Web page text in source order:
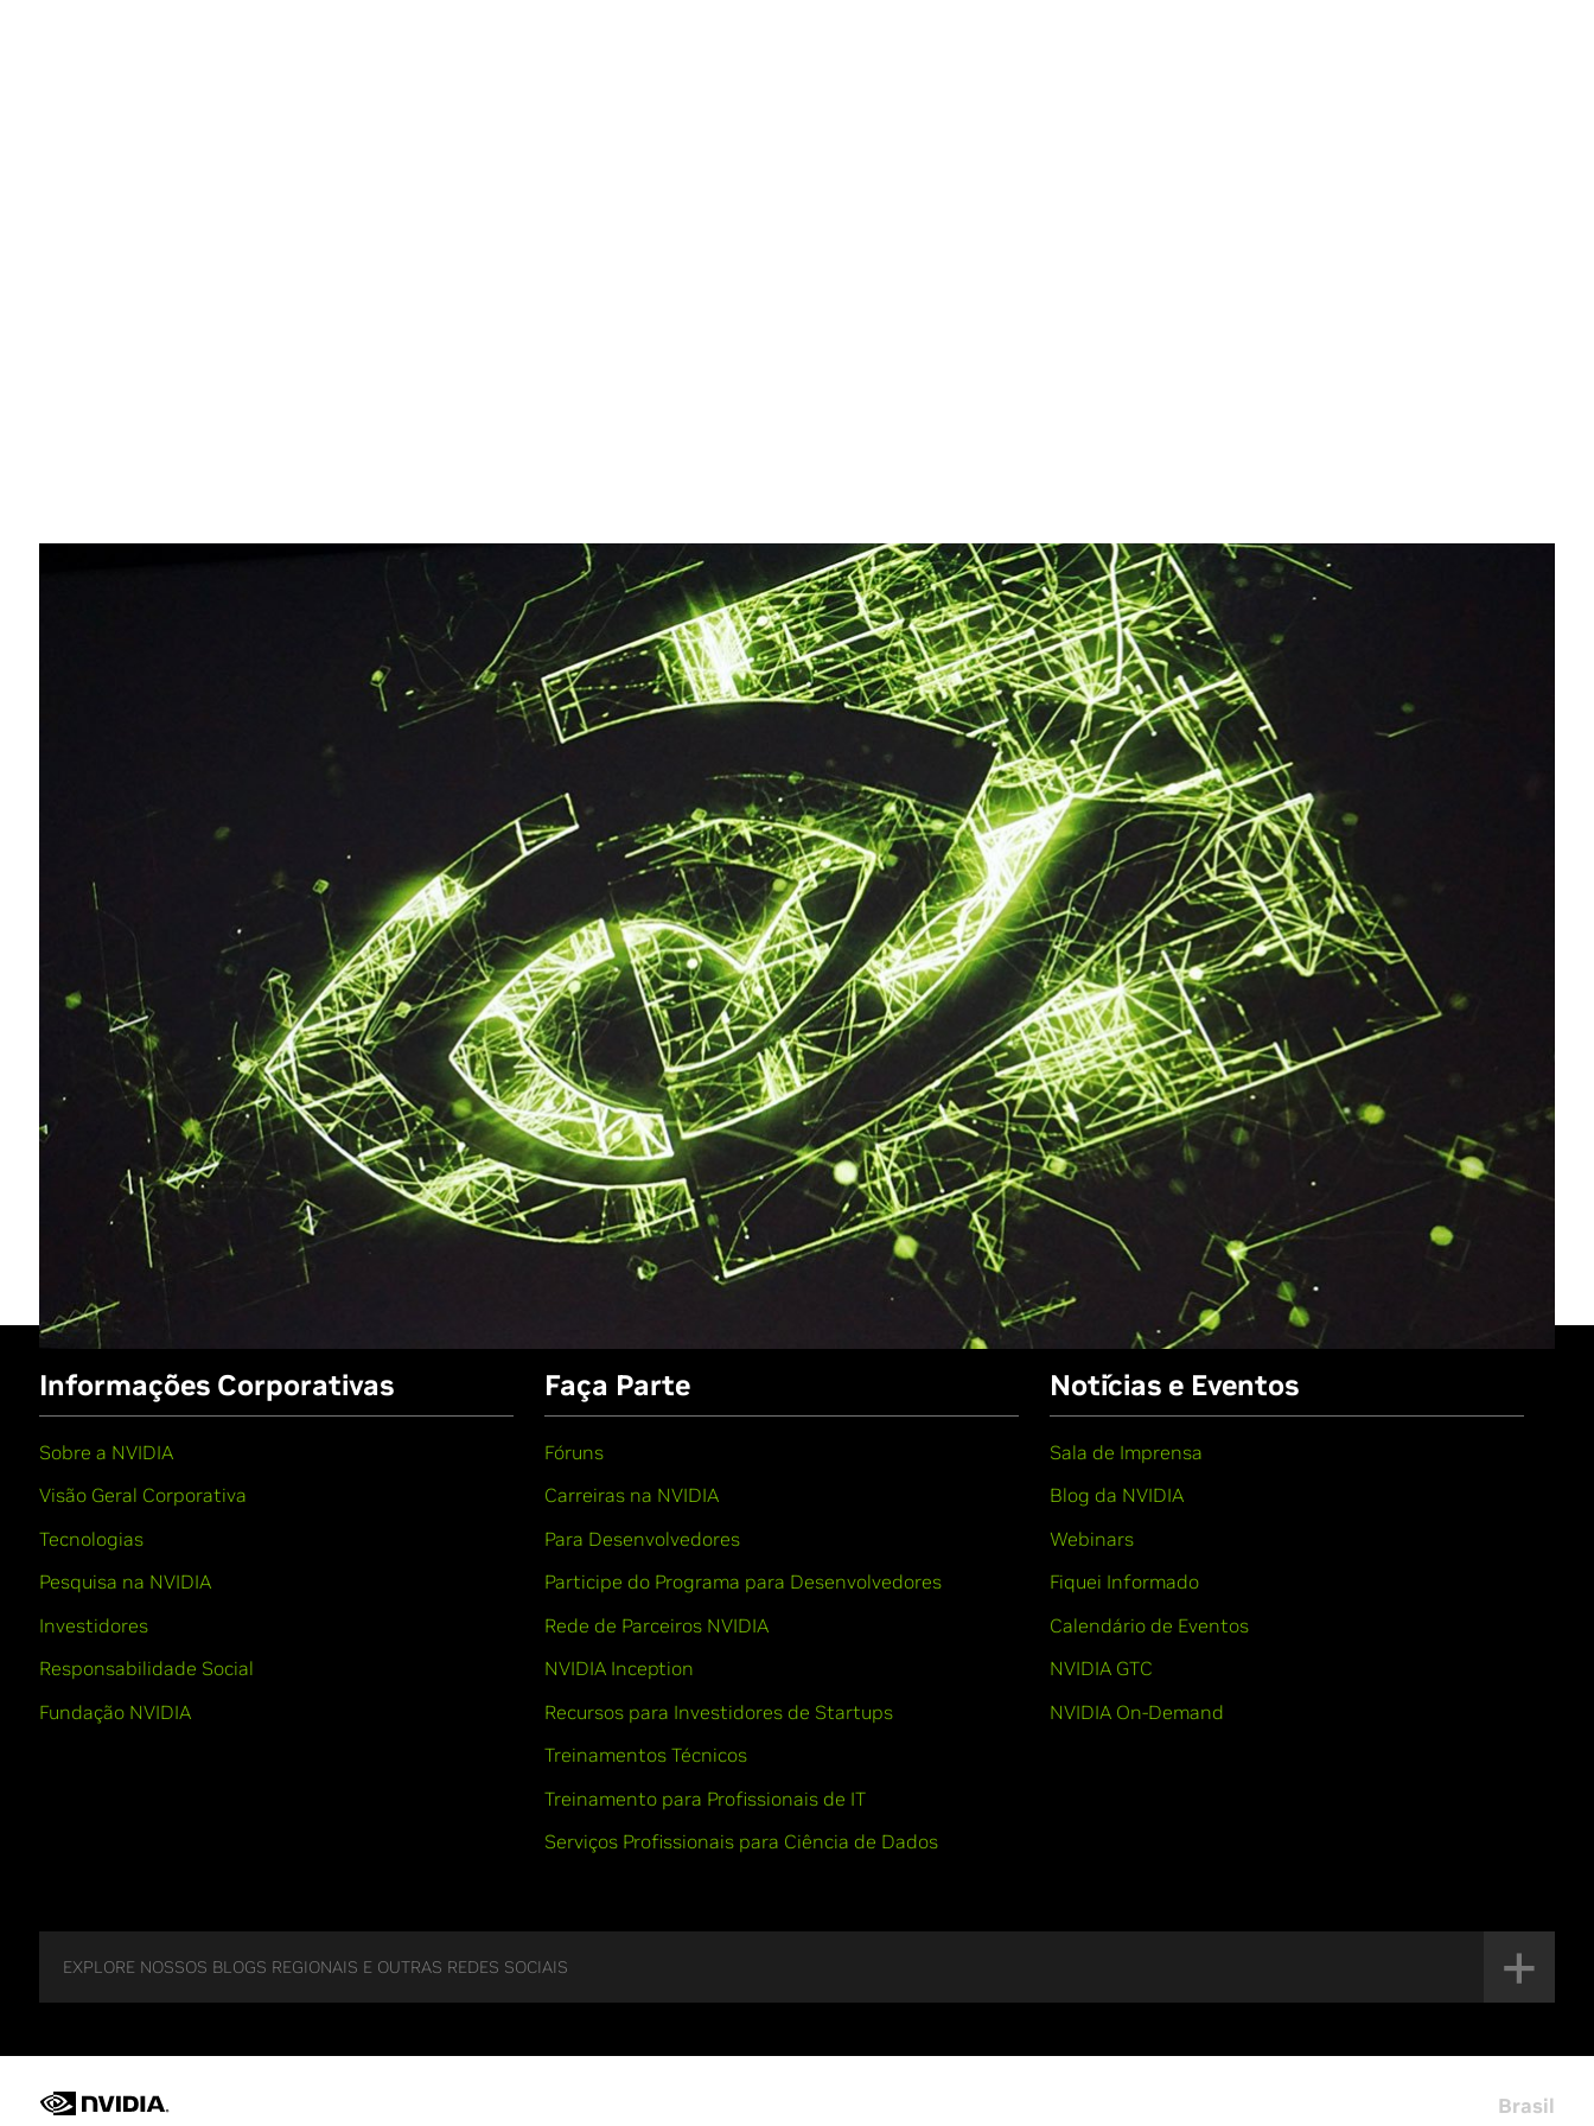
All NVIDIA News
Informações Corporativas
Sobre a NVIDIA
Visão Geral Corporativa
Tecnologias
Pesquisa na NVIDIA
Investidores
Responsabilidade Social
Fundação NVIDIA
Faça Parte
Fóruns
Carreiras na NVIDIA
Para Desenvolvedores
Participe do Programa para Desenvolvedores
Rede de Parceiros NVIDIA
NVIDIA Inception
Recursos para Investidores de Startups
Treinamentos Técnicos
Treinamento para Profissionais de IT
Serviços Profissionais para Ciência de Dados
Notícias e Eventos
Sala de Imprensa
Blog da NVIDIA
Webinars
Fiquei Informado
Calendário de Eventos
NVIDIA GTC
NVIDIA On-Demand
EXPLORE NOSSOS BLOGS REGIONAIS E OUTRAS REDES SOCIAIS
Brasil